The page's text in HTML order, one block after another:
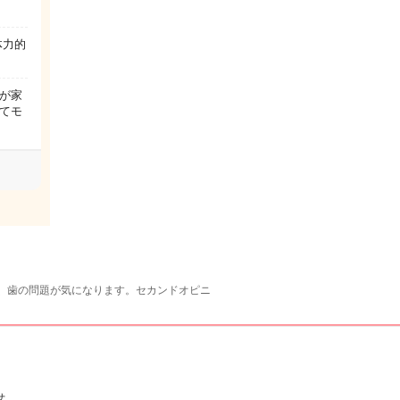
的
家
モ
の問題が気になります。セカンドオピニ